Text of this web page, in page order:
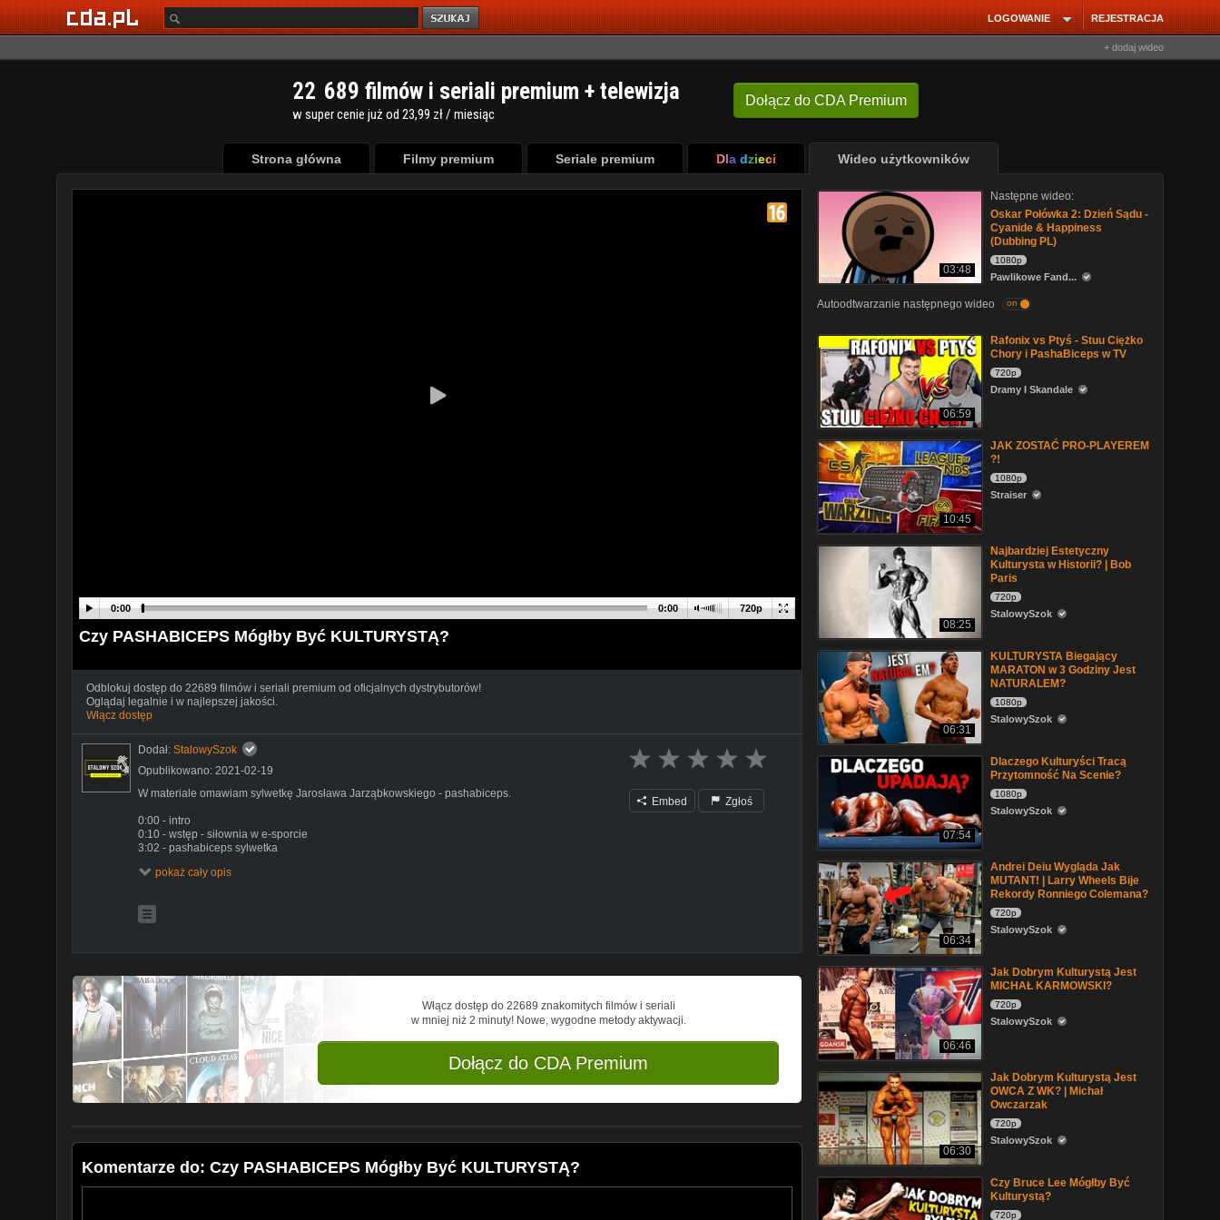
REJESTRACJA
LOGOWANIE
+ dodaj wideo
Dołącz do CDA Premium
22 689 filmów i seriali premium + telewizja
w super cenie już od 23,99 zł / miesiąc
Strona główna Filmy premium Seriale premium Dla dzieci Wideo użytkowników
720p
0:00 0:00
Czy PASHABICEPS Mógłby Być KULTURYSTĄ?
Odblokuj dostęp do 22689 filmów i seriali premium od oficjalnych dystrybutorów!
Oglądaj legalnie i w najlepszej jakości.
Włącz dostęp
Dodał: StalowySzok
Opublikowano: 2021-02-19
W materiale omawiam sylwetkę Jarosława Jarząbkowskiego - pashabiceps.
0:00 - intro
0:10 - wstęp - siłownia w e-sporcie
3:02 - pashabiceps sylwetka
KORZYSTAJ ZE ZNIŻEK NA SUPLEMENTY:
KFD -5% KOD: stalowydrong69
WSPIERAJ KANAŁhttps://patronite.pl/stalowy-szok
WSPIERAJ KANAŁ
https://patronite.pl/stalowy-szok
STALOWY SHOPhttps://linkd.pl/pm2u9
INSTAGRAM STALOWY SZOK https://www.instagram.com/stalowyszok
Autor miniaturyhttps://www.instagram.com/tacticalreccon/
pokaż cały opis
Embed Zgłoś
Włącz dostęp do 22689 znakomitych filmów i seriali
w mniej niż 2 minuty! Nowe, wygodne metody aktywacji.
Dołącz do CDA Premium
Komentarze do: Czy PASHABICEPS Mógłby Być KULTURYSTĄ?
03:48
Następne wideo:
Oskar Połówka 2: Dzień Sądu -
Cyanide & Happiness
(Dubbing PL)
1080p
Pawlikowe Fand...
Autoodtwarzanie następnego wideo on
06:59
Rafonix vs Ptyś - Stuu Ciężko
Chory i PashaBiceps w TV
720p
Dramy I Skandale
10:45
JAK ZOSTAĆ PRO-PLAYEREM
?!
1080p
Straiser
08:25
Najbardziej Estetyczny
Kulturysta w Historii? | Bob
Paris
720p
StalowySzok
06:31
KULTURYSTA Biegający
MARATON w 3 Godziny Jest
NATURALEM?
1080p
StalowySzok
07:54
Dlaczego Kulturyści Tracą
Przytomność Na Scenie?
1080p
StalowySzok
06:34
Andrei Deiu Wygląda Jak
MUTANT! | Larry Wheels Bije
Rekordy Ronniego Colemana?
720p
StalowySzok
06:46
Jak Dobrym Kulturystą Jest
MICHAŁ KARMOWSKI?
720p
StalowySzok
06:30
Jak Dobrym Kulturystą Jest
OWCA Z WK? | Michał
Owczarzak
720p
StalowySzok
Czy Bruce Lee Mógłby Być
Kulturystą?
720p